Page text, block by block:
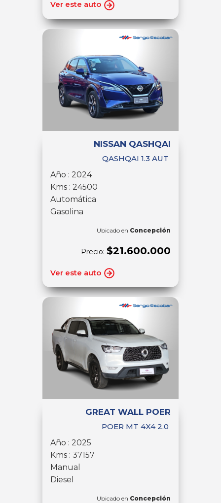
Ver este auto
NISSAN QASHQAI
QASHQAI 1.3 AUT
Año : 2024
Kms : 24500
Automática
Gasolina
Ubicado en Concepción
Precio: $21.600.000
Ver este auto
GREAT WALL POER
POER MT 4X4 2.0
Año : 2025
Kms : 37157
Manual
Diesel
Ubicado en Concepción